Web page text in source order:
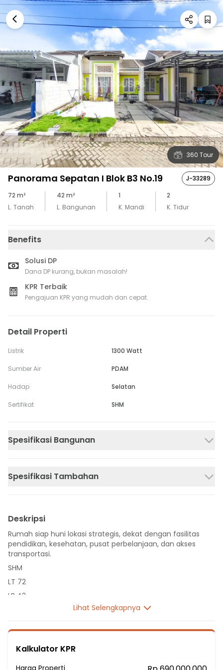
360 Tour
Panorama Sepatan I Blok B3 No.19
J-33289
72 m²
L. Tanah
42 m²
L. Bangunan
1
K. Mandi
2
K. Tidur
Benefits
Solusi DP
Dana DP kurang, bukan masalah!
KPR Terbaik
Pengajuan KPR yang mudah dan cepat.
Detail Properti
Listrik 1300 Watt
Sumber Air PDAM
Hadap Selatan
Sertifikat SHM
Spesifikasi Bangunan
Spesifikasi Tambahan
Deskripsi
Rumah siap huni lokasi strategis, dekat dengan fasilitas
pendidikan, kesehatan, pusat perbelanjaan, dan akses
transportasi.
SHM
LT 72
LB 42
Listrik 1300 VA
Sumber Air PAM
Lihat Selengkapnya
Kalkulator KPR
Harga Properti